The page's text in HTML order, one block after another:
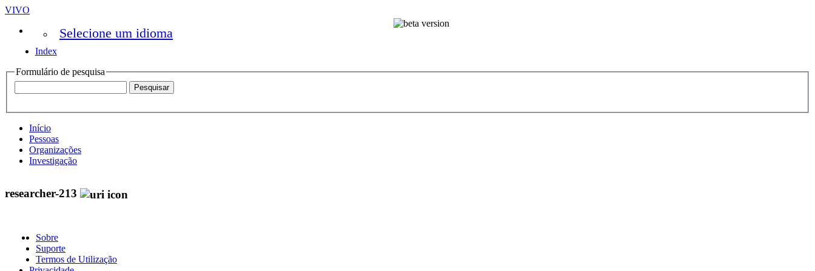
VIVO
Selecione um idioma
Index
Formulário de pesquisa
Início
Pessoas
Organizações
Investigação
researcher-213
Sobre
Suporte
Termos de Utilização